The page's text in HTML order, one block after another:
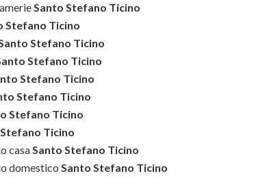
Santo Stefano Ticino
Stefano Ticino
Stefano Ticino
Stefano Ticino
Stefano Ticino
Stefano Ticino
Stefano Ticino
Ticino
casaSanto Stefano Ticino
domestico Santo Stefano Ticino